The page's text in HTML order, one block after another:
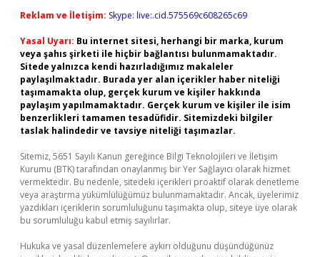
Reklam ve İletişim: Skype: live:.cid.575569c608265c69
Yasal Uyarı: Bu internet sitesi, herhangi bir marka, kurum
veya şahıs şirketi ile hiçbir bağlantısı bulunmamaktadır.
Sitede yalnızca kendi hazırladığımız makaleler
paylaşılmaktadır. Burada yer alan içerikler haber niteliği
taşımamakta olup, gerçek kurum ve kişiler hakkında
paylaşım yapılmamaktadır. Gerçek kurum ve kişiler ile isim
benzerlikleri tamamen tesadüfidir. Sitemizdeki bilgiler
taslak halindedir ve tavsiye niteliği taşımazlar.
Sitemiz, 5651 Sayılı Kanun gereğince Bilgi Teknolojileri ve İletişim
Kurumu (BTK) tarafından onaylanmış bir Yer Sağlayıcı olarak hizmet
vermektedir. Bu nedenle, sitedeki içerikleri proaktif olarak denetleme
veya araştırma yükümlülüğümüz bulunmamaktadır. Ancak, üyelerimiz
yazdıkları içeriklerin sorumluluğunu taşımakta olup, siteye üye olarak
bu sorumluluğu kabul etmiş sayılırlar.
Hukuka ve yasal düzenlemelere aykırı olduğunu düşündüğünüz